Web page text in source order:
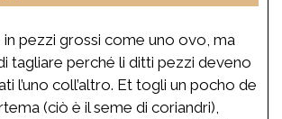
in pezzi grossi come uno ovo, ma
tagliare perché li ditti pezzi deveno
l’uno coll’altro. Et togli un pocho de
(ciò è il seme di coriandri),